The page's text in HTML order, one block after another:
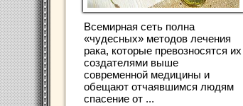
Всемирная сеть полна
«чудесных» методов лечения
рака, которые превозносятся их
создателями выше
современной медицины и
обещают отчаявшимся людям
спасение от ...